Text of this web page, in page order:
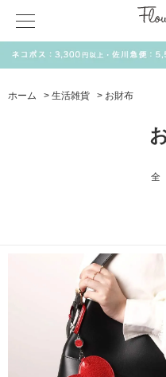
ホーム > 生活雑貨 > お財布
全
気化冷却スカーフ